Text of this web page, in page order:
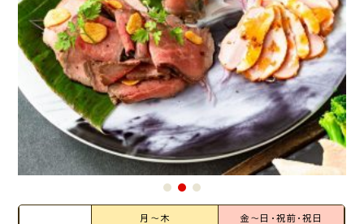
月～木 金～日・祝前・祝日